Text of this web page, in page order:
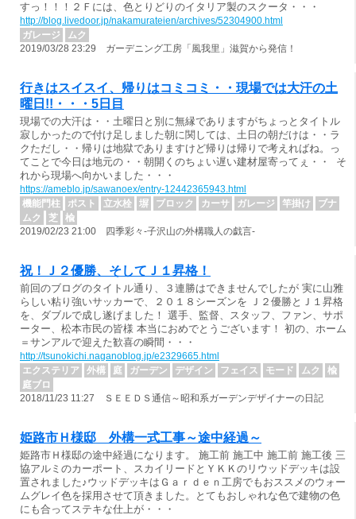
すっ！！！２Ｆには、色とりどりのイタリア製のスクータ・・・
http://blog.livedoor.jp/nakamurateien/archives/52304900.html
ガレージ
ムク
2019/03/28 23:29 ガーデニング工房「風我里」滋賀から発信！
行きはスイスイ、帰りはコミコミ・・現場では大汗の土
曜日!!・・・5日目
現場での大汗は・・土曜日と別に無縁でありますがちょっとタイトル
寂しかったので付け足しました朝に関しては、土日の朝だけは・・ラ
クただし・・帰りは地獄でありますけど帰りは帰りで考えればね。っ
てことで今日は地元の・・朝開くのちょい遅い建材屋寄ってぇ・・ そ
れから現場へ向かいました・・・
https://ameblo.jp/sawanoex/entry-12442365943.html
機能門柱
ポスト 立水栓 塀 ブロック カーサ ガレージ 竿掛け
ブナ
ムク
芝
楡
2019/02/23 21:00 四季彩々-子沢山の外構職人の戯言-
祝！Ｊ２優勝、そしてＪ１昇格！
前回のブログのタイトル通り、３連勝はできませんでしたが 実に山雅
らしい粘り強いサッカーで、２０１８シーズンを Ｊ２優勝とＪ１昇格
を、ダブルで成し遂げました！ 選手、監督、スタッフ、ファン、サポ
ーター、松本市民の皆様 本当におめでとうございます！ 初の、ホーム
＝サンアルで迎えた歓喜の瞬間・・・
http://tsunokichi.naganoblog.jp/e2329665.html
エクステリア
外構 庭 ガーデン デザイン フェイス モード ムク
楡
庭ブロ
2018/11/23 11:27 ＳＥＥＤＳ通信～昭和系ガーデンデザイナーの日記
姫路市Ｈ様邸 外構一式工事～途中経過～
姫路市Ｈ様邸の途中経過になります。 施工前 施工中 施工前 施工後 三
協アルミのカーポート、スカイリードとＹＫＫのリウッドデッキは設
置されました♪ウッドデッキはＧａｒｄｅｎ工房でもおススメのウォー
ムグレイ色を採用させて頂きました。とてもおしゃれな色で建物の色
にも合ってステキな仕上が・・・